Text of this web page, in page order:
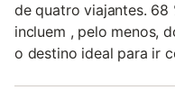
de quatro viajantes. 68
incluem , pelo menos,
o destino ideal para ir